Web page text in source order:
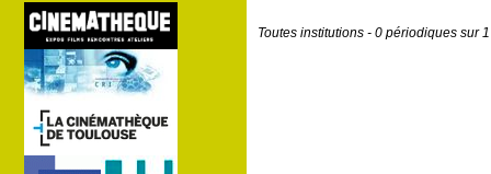
Toutes institutions - 0 périodiques sur